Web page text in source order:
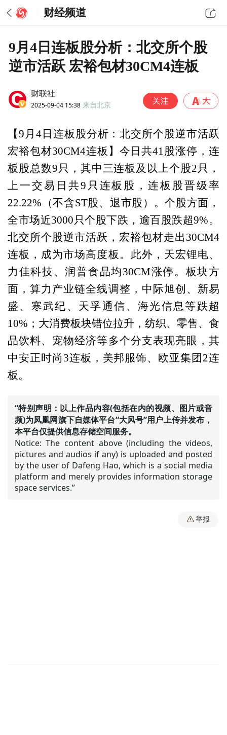
财经频道
9月4日连板股分析：北交所个股
逆市活跃 宏裕包材30CM4连板
财联社
2025-09-04 15:38 来自北京
【9月4日连板股分析：北交所个股逆市活跃
宏裕包材30CM4连板】今日共41股涨停，连
板股总数9只，其中三连板及以上个股2只，
上一交易日共9只连板股，连板股晋级率
22.22%（不含ST股、退市股）。个股方面，
全市场近3000只个股下跌，逾百股跌超9%。
北交所个股逆市活跃，宏裕包材走出30CM4
连板，成为市场高度板。此外，天宏锂电、
力佳科技、润普食品均30CM涨停。板块方
面，算力产业链全线调整，中际旭创、新易
盛、寒武纪、天孚通信、海光信息等跌超
10%；大消费板块错位拉升，纺织、零售、食
品饮料、宠物经济等多个分支表现亮眼，其
中安正时尚3连板，美邦服饰、欧亚集团2连
板。
“特别声明：以上作品内容(包括在内的视频、图片或音
频)为凤凰网旗下自媒体平台“大风号”用户上传并发布，
本平台仅提供信息存储空间服务。
Notice: The content above (including the videos,
pictures and audios if any) is uploaded and posted
by the user of Dafeng Hao, which is a social media
platform and merely provides information storage
space services.”
举报